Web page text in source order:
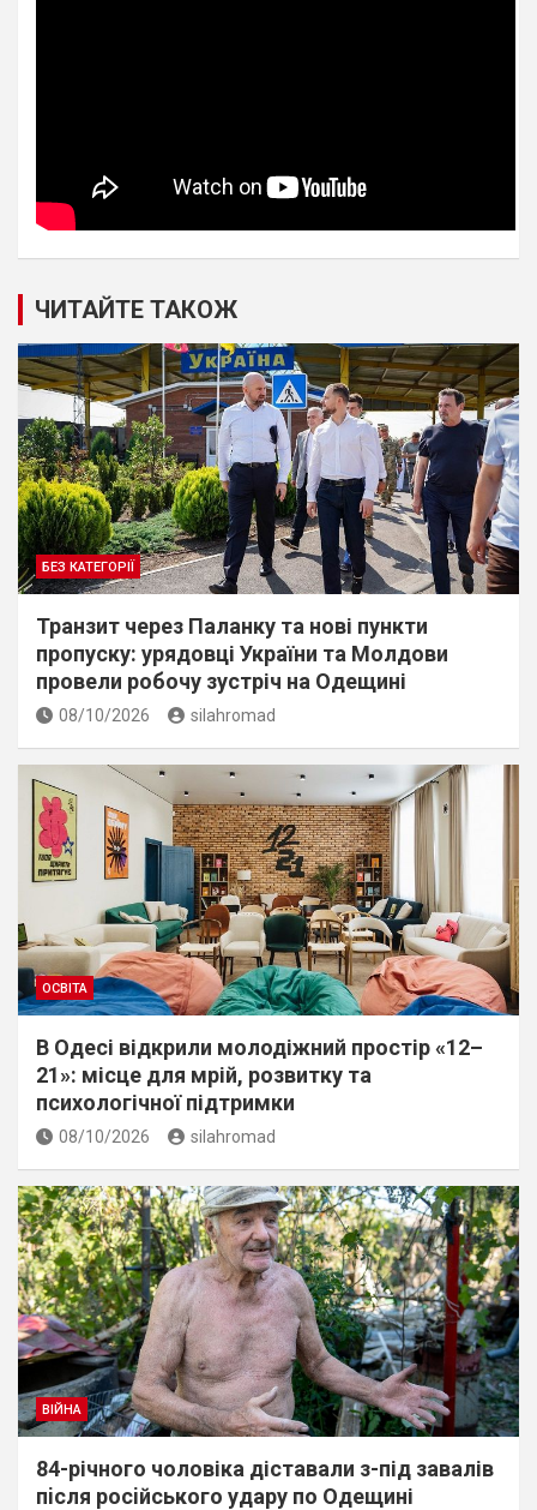
ЧИТАЙТЕ ТАКОЖ
БЕЗ КАТЕГОРІЇ
Транзит через Паланку та нові пункти
пропуску: урядовці України та Молдови
провели робочу зустріч на Одещині
08/10/2026 silahromad
ОСВІТА
В Одесі відкрили молодіжний простір «12–
21»: місце для мрій, розвитку та
психологічної підтримки
08/10/2026 silahromad
ВІЙНА
84-річного чоловіка діставали з-під завалів
пiсля росiйського удару по Одещині